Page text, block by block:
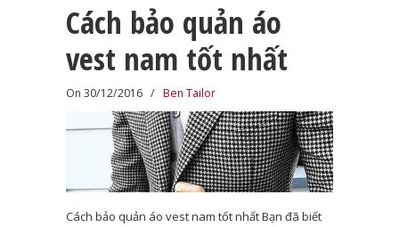
Cách bảo quản áo
vest nam tốt nhất
On 30/12/2016 / Ben Tailor
Cách bảo quản áo vest nam tốt nhất Bạn đã biết